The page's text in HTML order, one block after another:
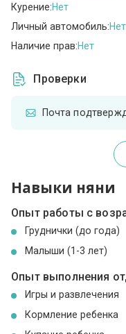
Курение:Нет
Личный автомобиль:Нет
Наличие прав:Нет
Проверки
Почта
Навыки няни
Опыт работы с
Груднички (до года)
Малыши (1-3 лет)
Опыт выполнения
Игры и развлечения
Кормление ребенка